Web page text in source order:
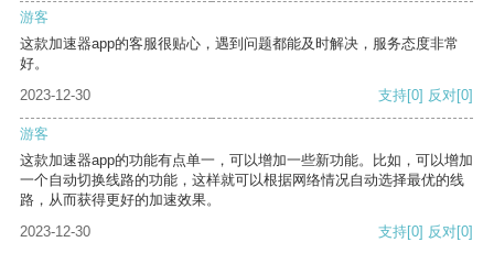
游客
这款加速器app的客服很贴心，遇到问题都能及时解决，服务态度非常
好。
2023-12-30
支持[0] 反对[0]
游客
这款加速器app的功能有点单一，可以增加一些新功能。比如，可以增加
一个自动切换线路的功能，这样就可以根据网络情况自动选择最优的线
路，从而获得更好的加速效果。
2023-12-30
支持[0] 反对[0]